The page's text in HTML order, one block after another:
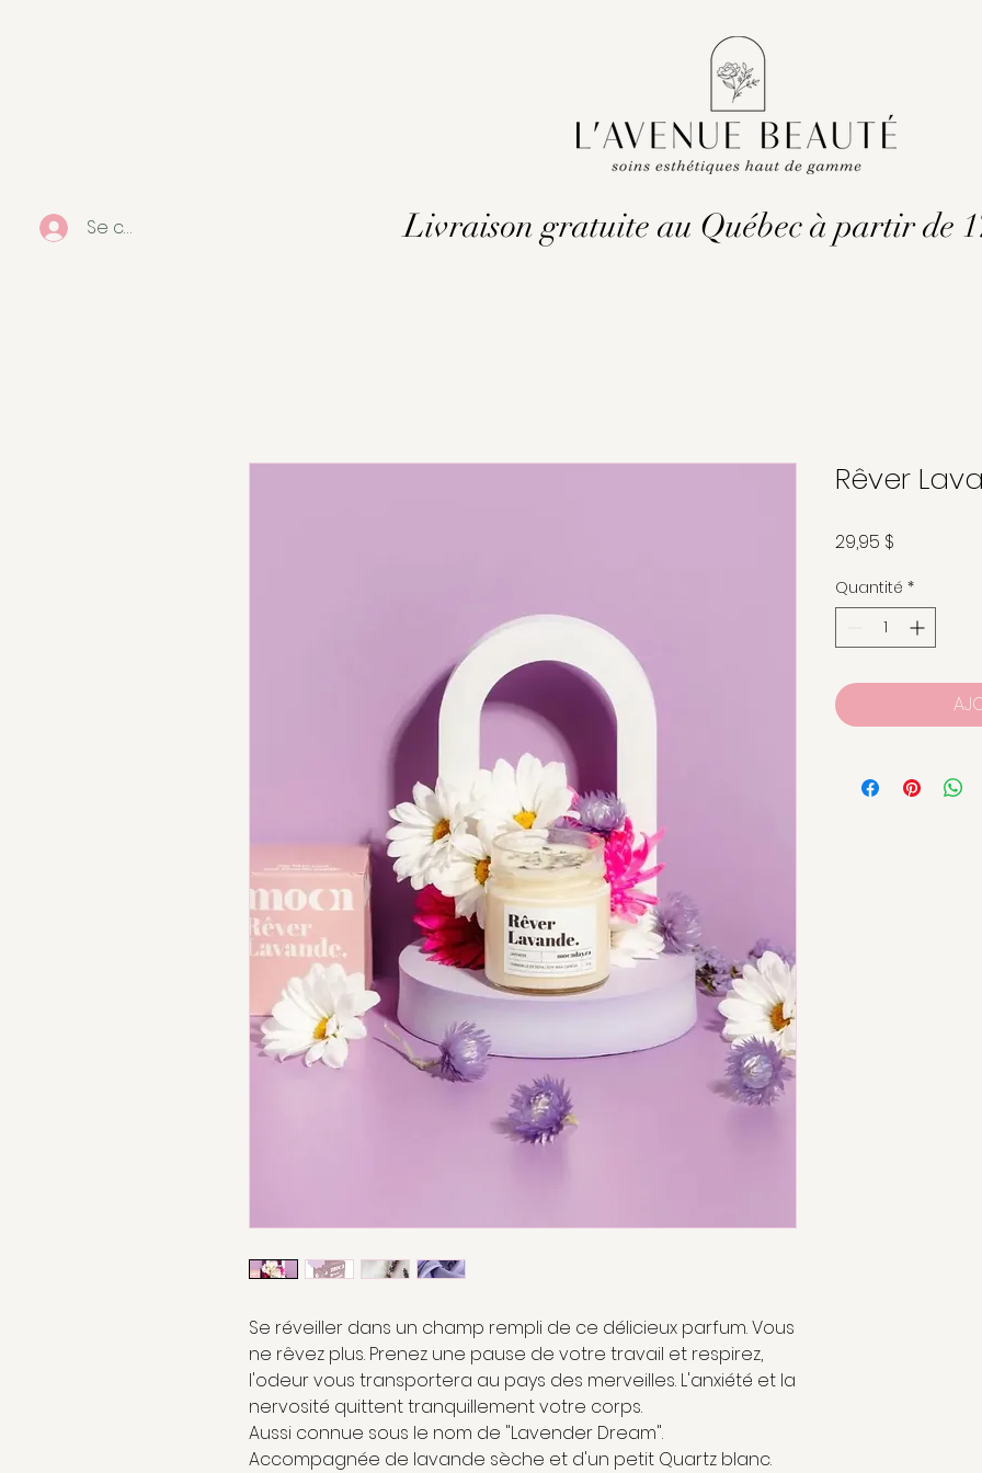
Se connecter Livraison gratuite au Québec à partir de
Se réveiller dans un champ rempli de ce délicieux parfum. Vous
ne rêvez plus. Prenez une pause de votre travail et respirez,
l'odeur vous transportera au pays des merveilles. L'anxiété et la
nervosité quittent tranquillement votre corps.
Aussi connue sous le nom de "Lavender Dream".
Accompagnée de lavande sèche et d'un petit Quartz blanc.
Rêver
29,95 $
Quantité *